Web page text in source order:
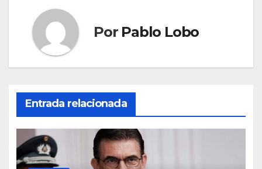
Por Pablo Lobo
Entrada relacionada